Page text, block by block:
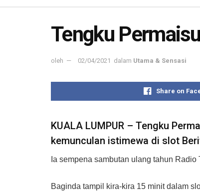
Tengku
oleh 02/04/2021 dalam Utama & Sensasi
Share on
KUALA LUMPUR – Tengku
kemunculan istimewa di slot
Ia sempena sambutan ulang tahun
Baginda tampil kira-kira 15 minit dalam